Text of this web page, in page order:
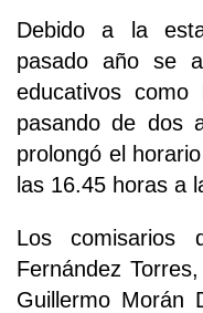
Debido a la
pasado año se
educativos como
pasando de dos
prolongó el
las 16.45 horas a
Los comisarios
Fernández
Guillermo Morán